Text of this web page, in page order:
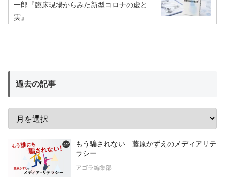
一郎『臨床現場からみた新型コロナの虚と
実』
過去の記事
もう騙されない 藤原かずえのメディアリテ
ラシー
アゴラ編集部